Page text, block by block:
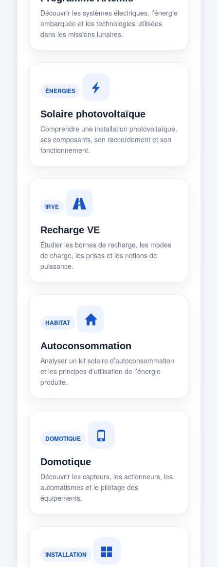
Découvrir les systèmes électriques, l’énergie
embarquée et les technologies utilisées
dans les missions lunaires.
ÉNERGIES
Solaire photovoltaïque
Comprendre une installation photovoltaïque,
ses composants, son raccordement et son
fonctionnement.
IRVE
Recharge VE
Étudier les bornes de recharge, les modes
de charge, les prises et les notions de
puissance.
HABITAT
Autoconsommation
Analyser un kit solaire d’autoconsommation
et les principes d’utilisation de l’énergie
produite.
DOMOTIQUE
Domotique
Découvrir les capteurs, les actionneurs, les
automatismes et le pilotage des
équipements.
INSTALLATION